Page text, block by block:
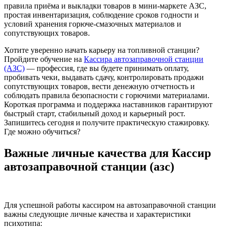
правила приёма и выкладки товаров в мини‑маркете АЗС,
простая инвентаризация, соблюдение сроков годности и
условий хранения горюче‑смазочных материалов и
сопутствующих товаров.
Хотите уверенно начать карьеру на топливной станции?
Пройдите обучение на Кассира автозаправочной станции
(АЗС) — профессия, где вы будете принимать оплату,
пробивать чеки, выдавать сдачу, контролировать продажи
сопутствующих товаров, вести денежную отчетность и
соблюдать правила безопасности с горючими материалами.
Короткая программа и поддержка наставников гарантируют
быстрый старт, стабильный доход и карьерный рост.
Запишитесь сегодня и получите практическую стажировку.
Где можно обучиться?
Важные личные качества для Кассир
автозаправочной станции (азс)
Для успешной работы кассиром на автозаправочной станции
важны следующие личные качества и характеристики
психотипа: